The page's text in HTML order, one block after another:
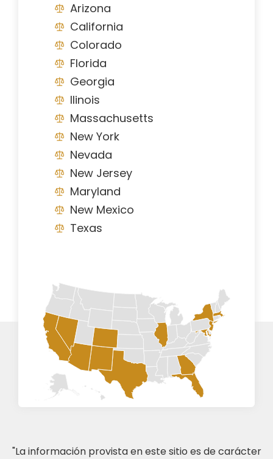
Arizona
California
Colorado
Florida
Georgia
Ilinois
Massachusetts
New York
Nevada
New Jersey
Maryland
New Mexico
Texas
"La información provista en este sitio es de carácter